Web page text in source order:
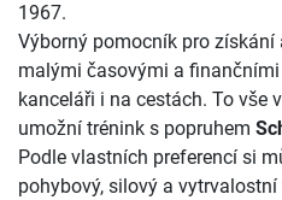
1967.
Výborný pomocník pro
malými časovými a
kanceláři i na cestách. To vše
umožní trénink s popruhem
Podle vlastních preferencí si
pohybový, silový a vytrvalostní